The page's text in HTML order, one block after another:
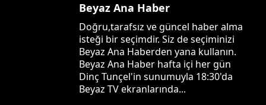
Beyaz Ana Haber
Doğru,tarafsız ve güncel haber alma
isteği bir seçimdir. Siz de seçiminizi
Beyaz Ana Haberden yana kullanın.
Beyaz Ana Haber hafta içi her gün
Dinç Tunçel'in sunumuyla 18:30'da
Beyaz TV ekranlarında...